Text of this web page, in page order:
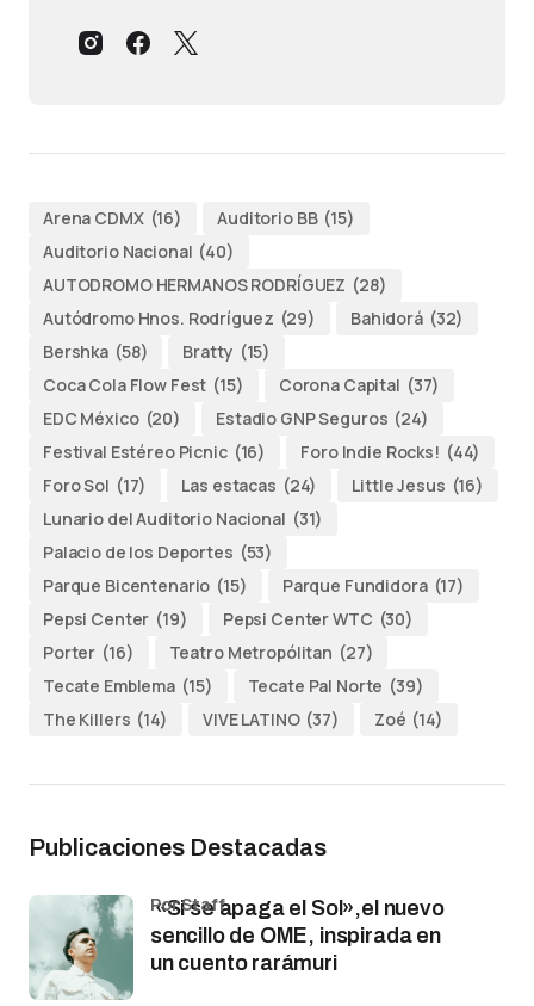
Arena CDMX (16) Auditorio BB (15)
Auditorio Nacional (40)
AUTODROMO HERMANOS RODRÍGUEZ (28)
Autódromo Hnos. Rodríguez (29) Bahidorá (32)
Bershka (58) Bratty (15)
Coca Cola Flow Fest (15) Corona Capital (37)
EDC México (20) Estadio GNP Seguros (24)
Festival Estéreo Picnic (16) Foro Indie Rocks! (44)
Foro Sol (17) Las estacas (24) Little Jesus (16)
Lunario del Auditorio Nacional (31)
Palacio de los Deportes (53)
Parque Bicentenario (15) Parque Fundidora (17)
Pepsi Center (19) Pepsi Center WTC (30)
Porter (16) Teatro Metropólitan (27)
Tecate Emblema (15) Tecate Pal Norte (39)
The Killers (14) VIVE LATINO (37) Zoé (14)
Publicaciones Destacadas
«Si se apaga el Sol»,el nuevo
sencillo de OME, inspirada en
un cuento rarámuri
por Staff